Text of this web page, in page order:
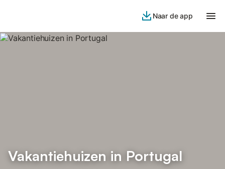
Naar de app
Vakantiehuizen in Portugal